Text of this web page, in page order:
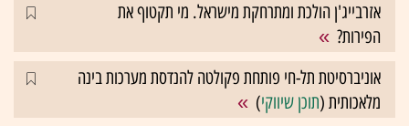
אזרבייג'ן הולכת ומתרחקת מישראל. מי תקטוף את
הפירות?
אוניברסיטת תל-חי פותחת פקולטה להנדסת מערכות בינה
מלאכותית (תוכן שיווקי)